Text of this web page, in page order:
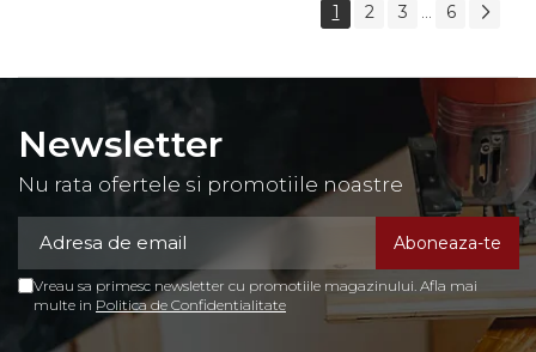
1 2 3 6
Newsletter
Nu rata ofertele si promotiile noastre
Vreau sa primesc newsletter cu promotiile magazinului. Afla mai
multe in Politica de Confidentialitate